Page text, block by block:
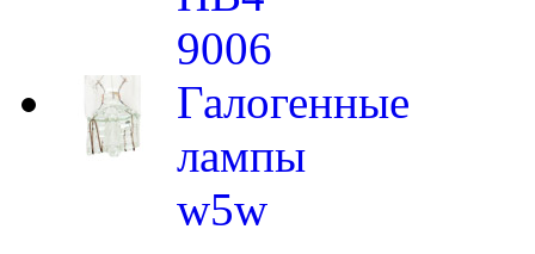
9006
Галогенные
лампы
w5w